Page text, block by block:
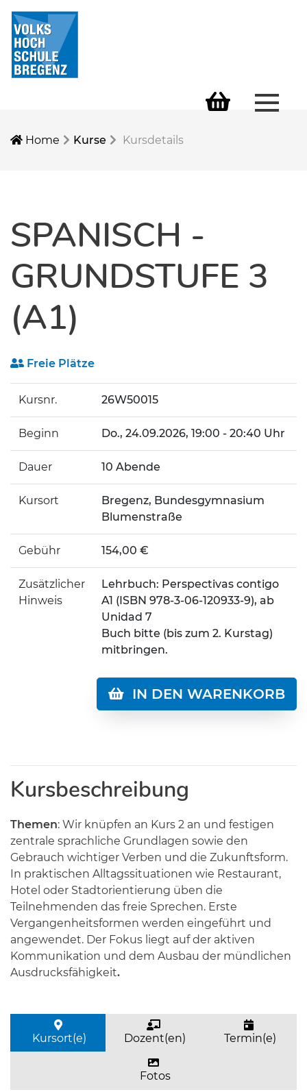
Home Kurse Kursdetails
SPANISCH -
GRUNDSTUFE 3
(A1)
Freie Plätze
Kursnr. 26W50015
Beginn Do., 24.09.2026, 19:00 - 20:40 Uhr
Dauer 10 Abende
Kursort
Bregenz, Bundesgymnasium
Blumenstraße
Gebühr 154,00 €
Zusätzlicher
Hinweis
Lehrbuch: Perspectivas contigo
A1 (ISBN 978-3-06-120933-9), ab
Unidad 7
Buch bitte (bis zum 2. Kurstag)
mitbringen.
IN DEN WARENKORB
Kursbeschreibung
Themen: Wir knüpfen an Kurs 2 an und festigen
zentrale sprachliche Grundlagen sowie den
Gebrauch wichtiger Verben und die Zukunftsform.
In praktischen Alltagssituationen wie Restaurant,
Hotel oder Stadtorientierung üben die
Teilnehmenden das freie Sprechen. Erste
Vergangenheitsformen werden eingeführt und
angewendet. Der Fokus liegt auf der aktiven
Kommunikation und dem Ausbau der mündlichen
Ausdrucksfähigkeit.
Kursort(e) Dozent(en) Termin(e)
Fotos